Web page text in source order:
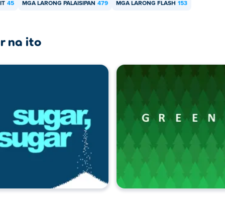
45 MGA LARONG PALAISIPAN 479 MGA LARONG FLASH 153
na ito